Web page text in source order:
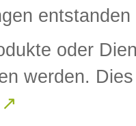
oder
werden.
↗